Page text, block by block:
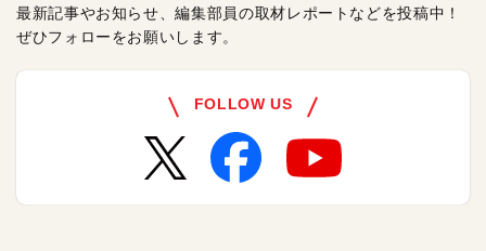
最新記事やお知らせ、編集部員の取材レポートなどを投稿中！
ぜひフォローをお願いします。
FOLLOW US